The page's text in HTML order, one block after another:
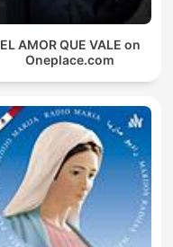
EL AMOR QUE VALE on
Oneplace.com